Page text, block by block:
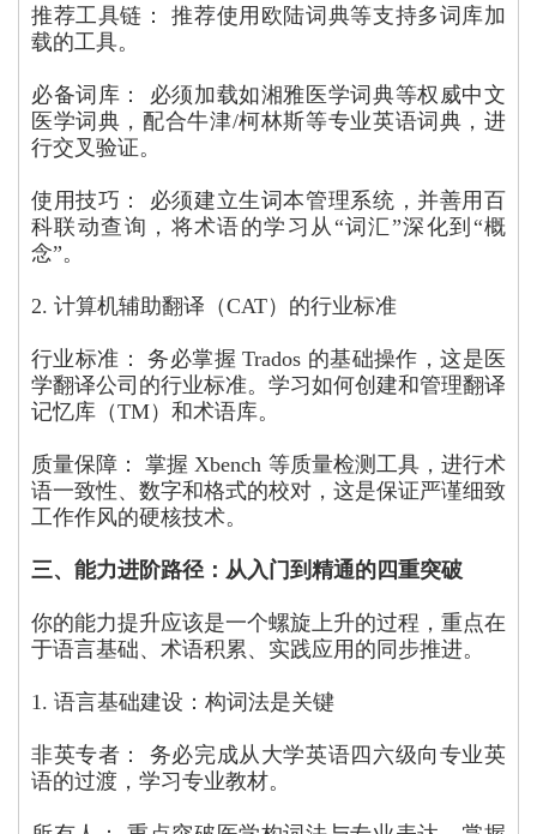
推荐工具链： 推荐使用欧陆词典等支持多词库加
载的工具。
必备词库： 必须加载如湘雅医学词典等权威中文
医学词典，配合牛津/柯林斯等专业英语词典，进
行交叉验证。
使用技巧： 必须建立生词本管理系统，并善用百
科联动查询，将术语的学习从“词汇”深化到“概
念”。
2. 计算机辅助翻译（CAT）的行业标准
行业标准： 务必掌握 Trados 的基础操作，这是医
学翻译公司的行业标准。学习如何创建和管理翻译
记忆库（TM）和术语库。
质量保障： 掌握 Xbench 等质量检测工具，进行术
语一致性、数字和格式的校对，这是保证严谨细致
工作作风的硬核技术。
三、能力进阶路径：从入门到精通的四重突破
你的能力提升应该是一个螺旋上升的过程，重点在
于语言基础、术语积累、实践应用的同步推进。
1. 语言基础建设：构词法是关键
非英专者： 务必完成从大学英语四六级向专业英
语的过渡，学习专业教材。